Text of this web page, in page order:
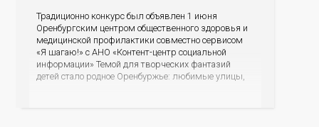
Традиционно конкурс был объявлен 1 июня
Оренбургским центром общественного здоровья и
медицинской профилактики совместно сервисом
«Я шагаю!» с АНО «Контент-центр социальной
информации» Темой для творческих фантазий
детей стало родное Оренбуржье: любимые улицы,